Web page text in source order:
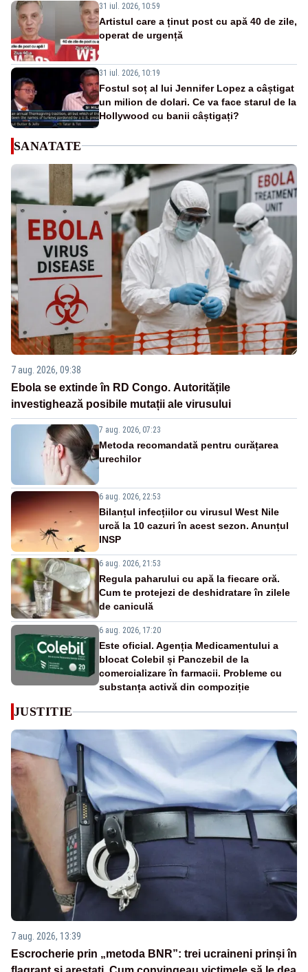
31 iul. 2026, 10:59
Artistul care a ținut post cu apă 40 de zile,
operat de urgență
31 iul. 2026, 10:19
Fostul soț al lui Jennifer Lopez a câștigat
un milion de dolari. Ce va face starul de la
Hollywood cu banii câștigați?
SANATATE
7 aug. 2026, 09:38
Ebola se extinde în RD Congo. Autoritățile
investighează posibile mutații ale virusului
7 aug. 2026, 07:23
Metoda recomandată pentru curățarea
urechilor
6 aug. 2026, 22:53
Bilanțul infecțiilor cu virusul West Nile
urcă la 10 cazuri în acest sezon. Anunțul
INSP
6 aug. 2026, 21:53
Regula paharului cu apă la fiecare oră.
Cum te protejezi de deshidratare în zilele
de caniculă
6 aug. 2026, 17:20
Este oficial. Agenția Medicamentului a
blocat Colebil și Panczebil de la
comercializare în farmacii. Probleme cu
substanța activă din compoziție
JUSTITIE
7 aug. 2026, 13:39
Escrocherie prin „metoda BNR”: trei ucraineni prinși în